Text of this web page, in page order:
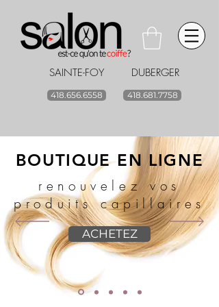
SAINTE-FOY DUBERGER
418.656.6558 418.681.7758
BOUTIQUE EN LIGNE
renouvelez vos
produits capillaires
ACHETEZ